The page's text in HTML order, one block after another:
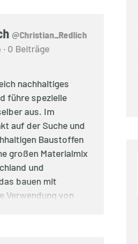
@Christian_Redlich
0 Beiträge
nachhaltiges
führe spezielle
aus. Im
auf der Suche und
Baustoffen
großen Materialmix
und
bauen mit
Verwendung von